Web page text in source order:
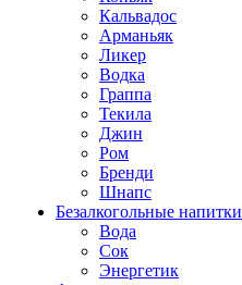
Кальвадос
Арманьяк
Ликер
Водка
Граппа
Текила
Джин
Ром
Бренди
Шнапс
Безалкогольные напитки
Вода
Сок
Энергетик